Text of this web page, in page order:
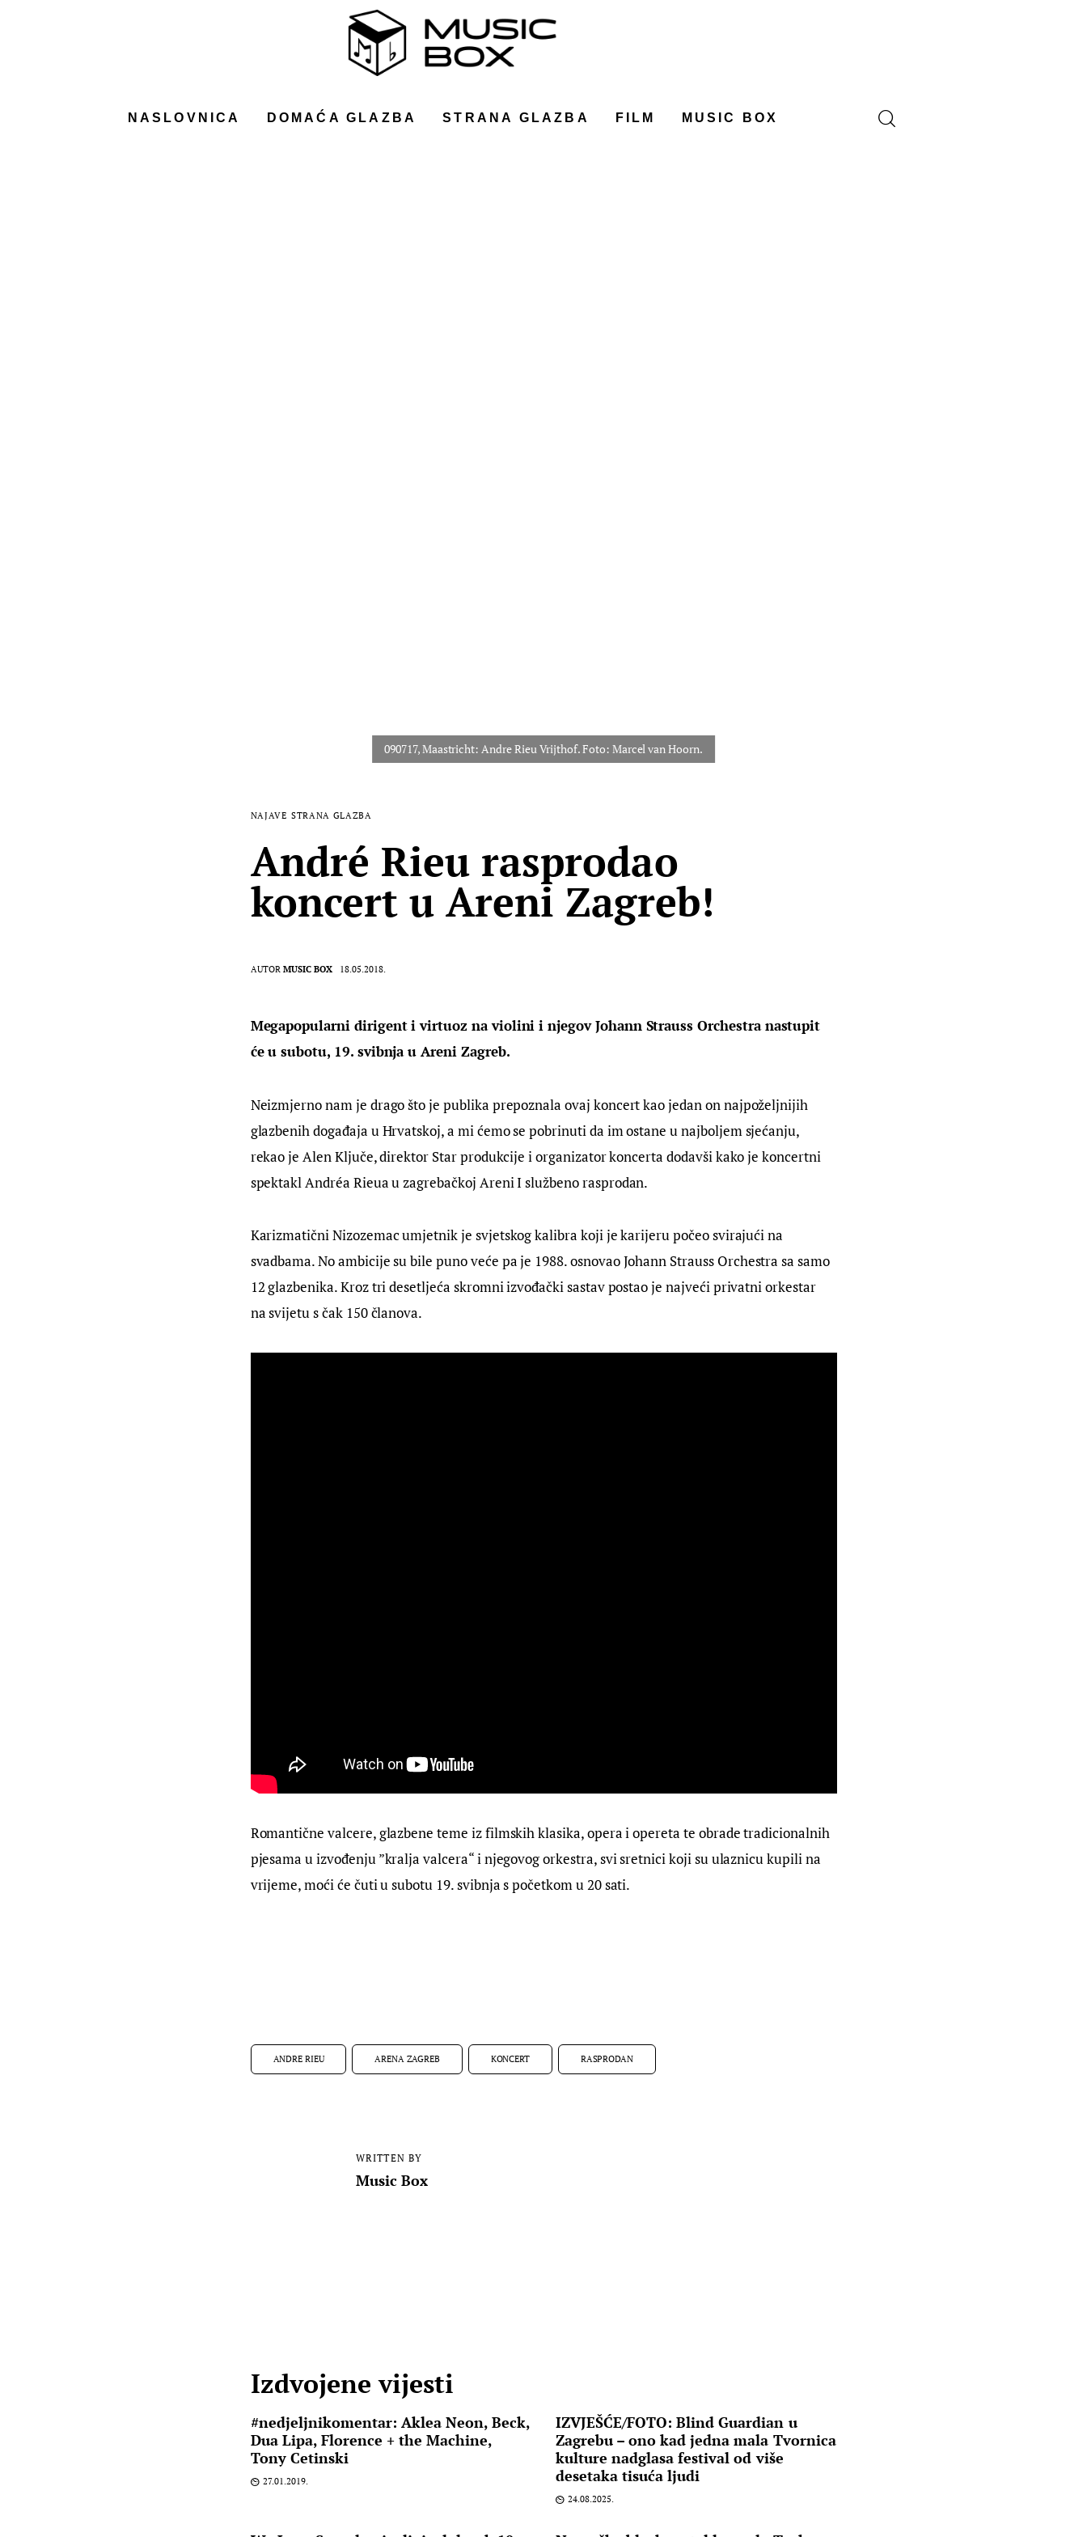
NASLOVNICA DOMAĆA GLAZBA STRANA GLAZBA FILM MUSIC BOX
NAJAVE STRANA GLAZBA
André Rieu rasprodao
koncert u Areni Zagreb!
AUTOR MUSIC BOX 18.05.2018.
Megapopularni dirigent i virtuoz na violini i njegov Johann Strauss Orchestra nastupit
će u subotu, 19. svibnja u Areni Zagreb.
Neizmjerno nam je drago što je publika prepoznala ovaj koncert kao jedan on najpoželjnijih
glazbenih događaja u Hrvatskoj, a mi ćemo se pobrinuti da im ostane u najboljem sjećanju,
rekao je Alen Ključe, direktor Star produkcije i organizator koncerta dodavši kako je koncertni
spektakl Andréa Rieua u zagrebačkoj Areni I službeno rasprodan.
Karizmatični Nizozemac umjetnik je svjetskog kalibra koji je karijeru počeo svirajući na
svadbama. No ambicije su bile puno veće pa je 1988. osnovao Johann Strauss Orchestra sa samo
12 glazbenika. Kroz tri desetljeća skromni izvođački sastav postao je najveći privatni orkestar
na svijetu s čak 150 članova.
Romantične valcere, glazbene teme iz filmskih klasika, opera i opereta te obrade tradicionalnih
pjesama u izvođenju ”kralja valcera“ i njegovog orkestra, svi sretnici koji su ulaznicu kupili na
vrijeme, moći će čuti u subotu 19. svibnja s početkom u 20 sati.
ANDRE RIEU ARENA ZAGREB KONCERT RASPRODAN
WRITTEN BY
Music Box
Izdvojene vijesti
#nedjeljnikomentar: Aklea Neon, Beck,
Dua Lipa, Florence + the Machine,
Tony Cetinski
27.01.2019.
IZVJEŠĆE/FOTO: Blind Guardian u
Zagrebu – ono kad jedna mala Tvornica
kulture nadglasa festival od više
desetaka tisuća ljudi
24.08.2025.